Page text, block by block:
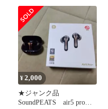
¥2,000
★ジャンク品
SoundPEATS air5 pro